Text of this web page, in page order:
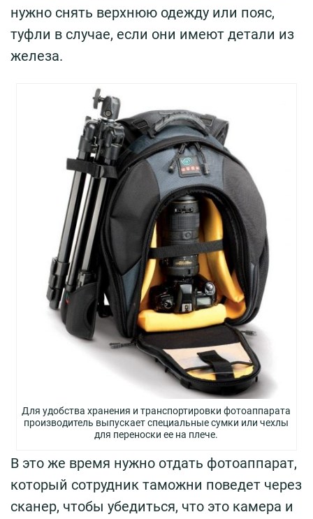
нужно снять верхнюю одежду или пояс,
туфли в случае, если они имеют детали из
железа.
Для удобства хранения и транспортировки фотоаппарата
производитель выпускает специальные сумки или чехлы
для переноски ее на плече.
В это же время нужно отдать фотоаппарат,
который сотрудник таможни поведет через
сканер, чтобы убедиться, что это камера и